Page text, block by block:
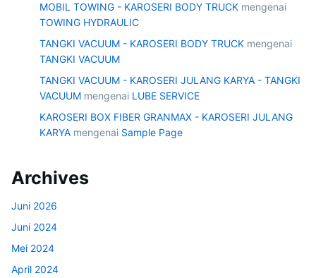
MOBIL TOWING - KAROSERI BODY TRUCK mengenai
TOWING HYDRAULIC
TANGKI VACUUM - KAROSERI BODY TRUCK mengenai
TANGKI VACUUM
TANGKI VACUUM - KAROSERI JULANG KARYA - TANGKI
VACUUM mengenai LUBE SERVICE
KAROSERI BOX FIBER GRANMAX - KAROSERI JULANG
KARYA mengenai Sample Page
Archives
Juni 2026
Juni 2024
Mei 2024
April 2024